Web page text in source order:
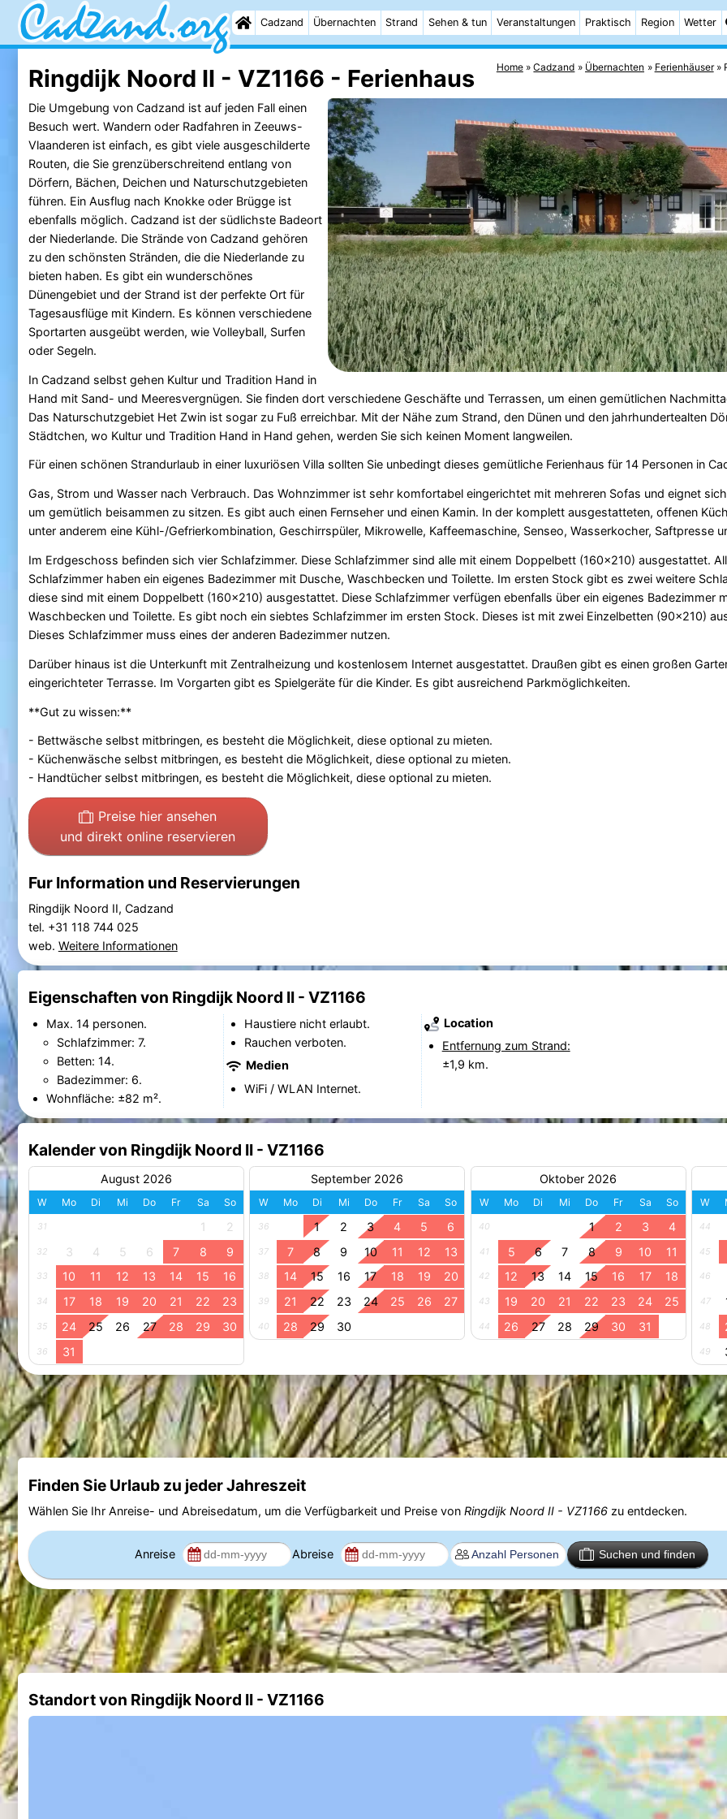
Cadzand Übernachten Strand Sehen & tun Veranstaltungen Praktisch Region Wetter
Home Cadzand Übernachten Ferienhäuser
Ringdijk Noord II - VZ1166 - Ferienhaus
Die Umgebung von Cadzand ist auf jeden Fall einen
Besuch wert. Wandern oder Radfahren in Zeeuws-
Vlaanderen ist einfach, es gibt viele ausgeschilderte
Routen, die Sie grenzüberschreitend entlang von
Dörfern, Bächen, Deichen und Naturschutzgebieten
führen. Ein Ausflug nach Knokke oder Brügge ist
ebenfalls möglich. Cadzand ist der südlichste Badeort
der Niederlande. Die Strände von Cadzand gehören
zu den schönsten Stränden, die die Niederlande zu
bieten haben. Es gibt ein wunderschönes
Dünengebiet und der Strand ist der perfekte Ort für
Tagesausflüge mit Kindern. Es können verschiedene
Sportarten ausgeübt werden, wie Volleyball, Surfen
oder Segeln.
In Cadzand selbst gehen Kultur und Tradition Hand in
Hand mit Sand- und Meeresvergnügen. Sie finden dort verschiedene Geschäfte und Terrassen, um einen gemütlichen
Das Naturschutzgebiet Het Zwin ist sogar zu Fuß erreichbar. Mit der Nähe zum Strand, den Dünen und den jahrhundertealten
Städtchen, wo Kultur und Tradition Hand in Hand gehen, werden Sie sich keinen Moment langweilen.
Für einen schönen Strandurlaub in einer luxuriösen Villa sollten Sie unbedingt dieses gemütliche Ferienhaus für 14 Personen in
Gas, Strom und Wasser nach Verbrauch. Das Wohnzimmer ist sehr komfortabel eingerichtet mit mehreren Sofas und eignet
um gemütlich beisammen zu sitzen. Es gibt auch einen Fernseher und einen Kamin. In der komplett ausgestatteten, offenen
unter anderem eine Kühl-/Gefrierkombination, Geschirrspüler, Mikrowelle, Kaffeemaschine, Senseo, Wasserkocher, Saftpresse
Im Erdgeschoss befinden sich vier Schlafzimmer. Diese Schlafzimmer sind alle mit einem Doppelbett (160x210) ausgestattet.
Schlafzimmer haben ein eigenes Badezimmer mit Dusche, Waschbecken und Toilette. Im ersten Stock gibt es zwei weitere
diese sind mit einem Doppelbett (160x210) ausgestattet. Diese Schlafzimmer verfügen ebenfalls über ein eigenes Badezimmer
Waschbecken und Toilette. Es gibt noch ein siebtes Schlafzimmer im ersten Stock. Dieses ist mit zwei Einzelbetten (90x210)
Dieses Schlafzimmer muss eines der anderen Badezimmer nutzen.
Darüber hinaus ist die Unterkunft mit Zentralheizung und kostenlosem Internet ausgestattet. Draußen gibt es einen großen
eingerichteter Terrasse. Im Vorgarten gibt es Spielgeräte für die Kinder. Es gibt ausreichend Parkmöglichkeiten.
**Gut zu wissen:**
- Bettwäsche selbst mitbringen, es besteht die Möglichkeit, diese optional zu mieten.
- Küchenwäsche selbst mitbringen, es besteht die Möglichkeit, diese optional zu mieten.
- Handtücher selbst mitbringen, es besteht die Möglichkeit, diese optional zu mieten.
Preise hier ansehen
und direkt online reservieren
Fur Information und Reservierungen
Ringdijk Noord II, Cadzand
tel. +31 118 744 025
web. Weitere Informationen
Eigenschaften von Ringdijk Noord II - VZ1166
Max. 14 personen.
Schlafzimmer: 7.
Betten: 14.
Badezimmer: 6.
Wohnfläche: ±82 m².
Haustiere nicht erlaubt.
Rauchen verboten.
Medien
WiFi / WLAN Internet.
Location
Entfernung zum Strand:
±1,9 km.
Kalender von Ringdijk Noord II - VZ1166
August 2026
W Mo Di Mi Do Fr Sa So
31 1 2
32 3 4 5 6 7 8 9
33 10 11 12 13 14 15 16
34 17 18 19 20 21 22 23
35 24 25 26 27 28 29 30
36 31
September 2026
W Mo Di Mi Do Fr Sa So
36 1 2 3 4 5 6
37 7 8 9 10 11 12 13
38 14 15 16 17 18 19 20
39 21 22 23 24 25 26 27
40 28 29 30
Oktober 2026
W Mo Di Mi Do Fr Sa So
40 1 2 3 4
41 5 6 7 8 9 10 11
42 12 13 14 15 16 17 18
43 19 20 21 22 23 24 25
44 26 27 28 29 30 31
W
44
45
46
47
48
49
Finden Sie Urlaub zu jeder Jahreszeit
Wählen Sie Ihr Anreise- und Abreisedatum, um die Verfügbarkeit und Preise von Ringdijk Noord II - VZ1166zu entdecken.
Anreise Abreise Suchen und finden
Standort von Ringdijk Noord II - VZ1166